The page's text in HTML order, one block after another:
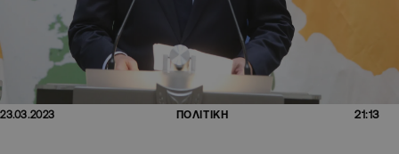
23.03.2023 ΠΟΛΙΤΙΚΗ 21:13